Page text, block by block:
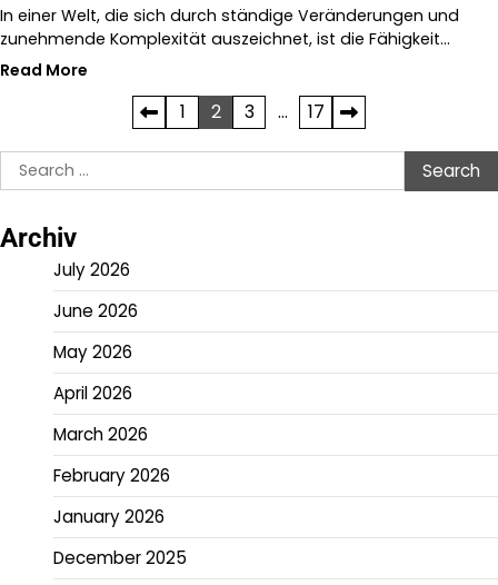
In einer Welt, die sich durch ständige Veränderungen und
zunehmende Komplexität auszeichnet, ist die Fähigkeit…
Read More
pagination
1 2 3 …
17
Search
for:
Archiv
July 2026
June 2026
May 2026
April 2026
March 2026
February 2026
January 2026
December 2025